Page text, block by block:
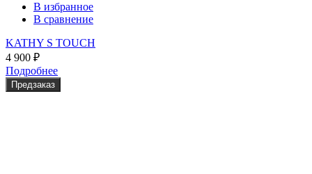
В избранное
В сравнение
KATHY S TOUCH
4 900 ₽
Подробнее
Предзаказ